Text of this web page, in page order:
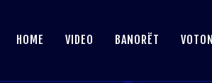
HOME VIDEO BANORËT VOTONI